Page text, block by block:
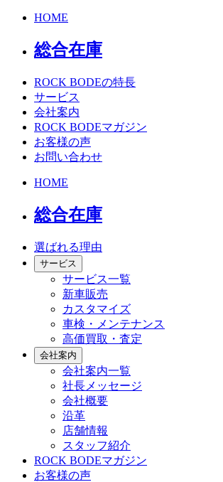
HOME
総合在庫
ROCK BODEの特長
サービス
会社案内
ROCK BODEマガジン
お客様の声
お問い合わせ
HOME
総合在庫
選ばれる理由
サービス
サービス一覧
新車販売
カスタマイズ
車検・メンテナンス
高価買取・査定
会社案内
会社案内一覧
社長メッセージ
会社概要
沿革
店舗情報
スタッフ紹介
ROCK BODEマガジン
お客様の声